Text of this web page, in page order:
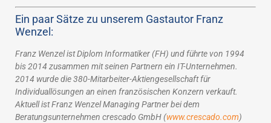
Ein paar Sätze zu unserem Gastautor Franz
Wenzel:
Franz Wenzel ist Diplom Informatiker (FH) und führte von 1994
bis 2014 zusammen mit seinen Partnern ein IT-Unternehmen.
2014 wurde die 380-Mitarbeiter-Aktiengesellschaft für
Individuallösungen an einen französischen Konzern verkauft.
Aktuell ist Franz Wenzel Managing Partner bei dem
Beratungsunternehmen crescado GmbH (www.crescado.com)